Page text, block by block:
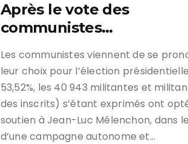
Après le vote des
communistes…
Les communistes viennent de se
leur choix pour l’élection
53,52%, les 40 943 militantes et
des inscrits) s’étant exprimés ont
soutien à Jean-Luc Mélenchon, dans
d’une campagne autonome et…